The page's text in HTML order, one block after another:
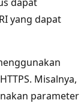
yang dapat
Misalnya,
parameter